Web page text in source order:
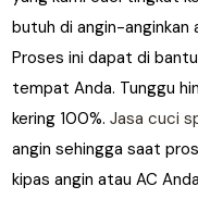
butuh di angin-anginkan
Proses ini dapat di
tempat Anda. Tunggu
kering 100%.Jasa cuci
angin sehingga saat
kipas angin atau AC